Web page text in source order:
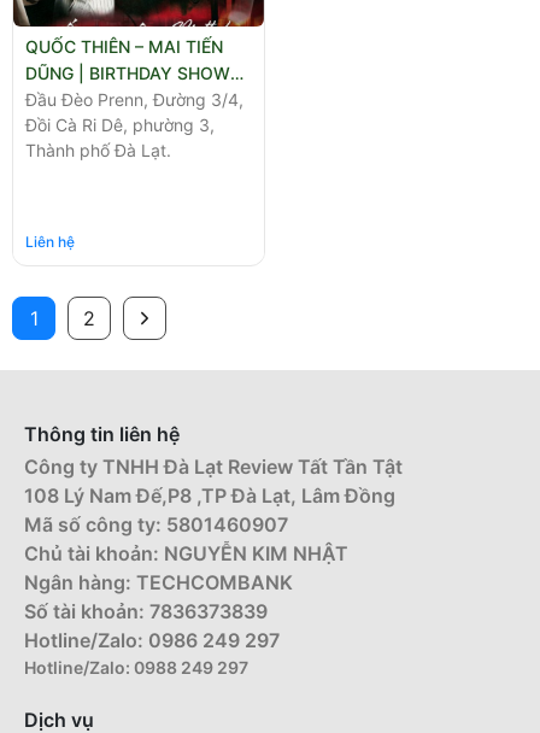
QUỐC THIÊN – MAI TIẾN
DŨNG | BIRTHDAY SHOW
05.04
Đầu Đèo Prenn, Đường 3/4,
Đồi Cà Ri Dê, phường 3,
Thành phố Đà Lạt.
Liên hệ
1 2
Thông tin liên hệ
Công ty TNHH Đà Lạt Review Tất Tần Tật
108 Lý Nam Đế,P8 ,TP Đà Lạt, Lâm Đồng
Mã số công ty: 5801460907
Chủ tài khoản: NGUYỄN KIM NHẬT
Ngân hàng: TECHCOMBANK
Số tài khoản: 7836373839
Hotline/Zalo: 0986 249 297
Hotline/Zalo: 0988 249 297
Dịch vụ